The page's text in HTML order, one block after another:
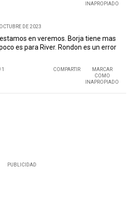
INAPROPIADO
DE 2023
en veremos. Borja tiene mas
es para River. Rondon es un error
1 COMPARTIR
MARCAR
COMO
INAPROPIADO
PUBLICIDAD